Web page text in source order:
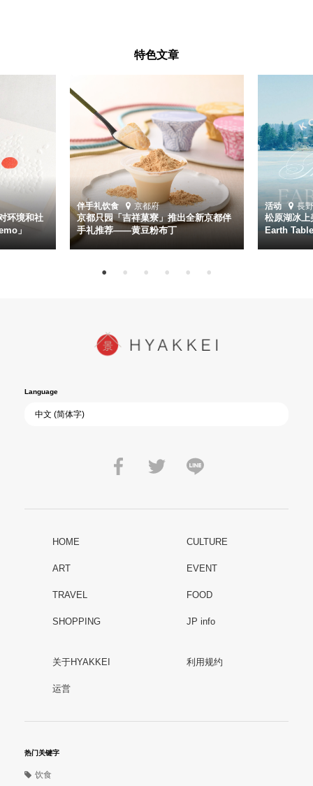
特色文章
环境和社
」
伴手礼饮食 京都府
京都只园「吉祥菓寮」推出全新京都伴
手礼推荐——黄豆粉布丁
活动 長
松原湖冰
Earth
Language
HOME CULTURE
ART EVENT
TRAVEL FOOD
SHOPPING JP info
关于HYAKKEI 利用规约
运営
热门关键字
饮食